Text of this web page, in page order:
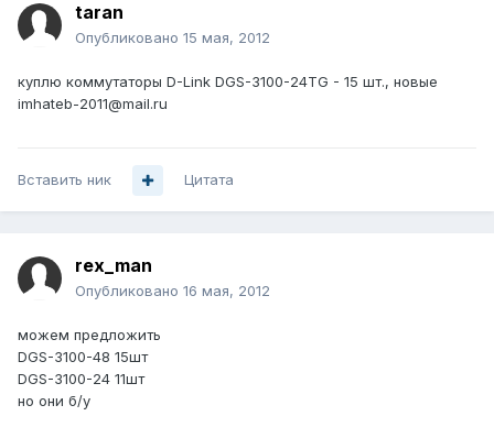
taran
Опубликовано 15 мая, 2012
куплю коммутаторы D-Link DGS-3100-24TG - 15 шт., новые
imhateb-2011@mail.ru
Вставить ник Цитата
rex_man
Опубликовано 16 мая, 2012
можем предложить
DGS-3100-48 15шт
DGS-3100-24 11шт
но они б/у